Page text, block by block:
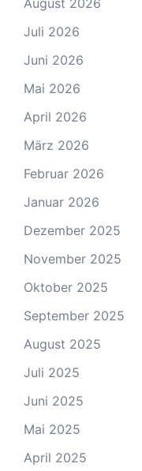
Juli 2026
Juni 2026
Mai 2026
April 2026
März 2026
Februar 2026
Januar 2026
Dezember 2025
November 2025
Oktober 2025
September 2025
August 2025
Juli 2025
Juni 2025
Mai 2025
April 2025